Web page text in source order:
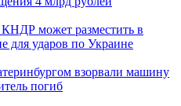
КНДР может разместить в
для ударов по Украине
взорвали машину
погиб